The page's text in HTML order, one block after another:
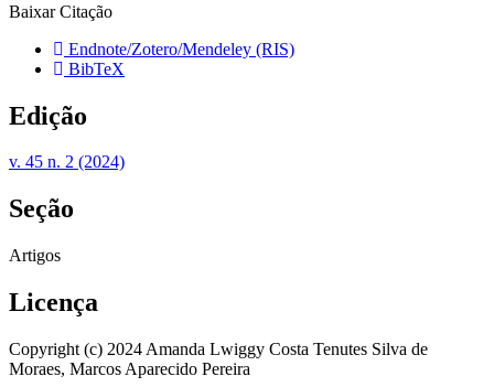
Baixar Citação
Endnote/Zotero/Mendeley (RIS)
BibTeX
Edição
v. 45 n. 2 (2024)
Seção
Artigos
Licença
Copyright (c) 2024 Amanda Lwiggy Costa Tenutes Silva de
Moraes, Marcos Aparecido Pereira